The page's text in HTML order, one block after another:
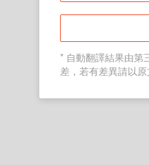
* 自動翻譯結果由第
差，若有差異請以原